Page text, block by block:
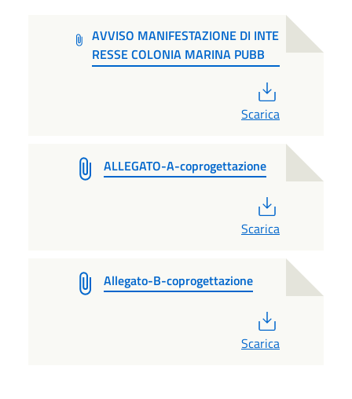
AVVISO MANIFESTAZIONE DI INTE
RESSE COLONIA MARINA PUBB
Scarica
ALLEGATO-A-coprogettazione
Scarica
Allegato-B-coprogettazione
Scarica